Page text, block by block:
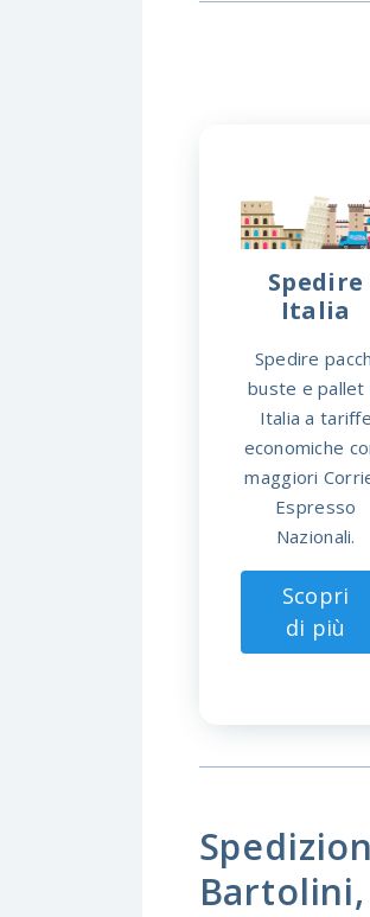
Spedire
Italia
Spedire
buste e pallet
Italia a tariffe
economiche
maggiori
Espresso
Nazionali.
Scopri
di più